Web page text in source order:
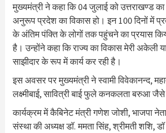
मुख्यमंत्री ने कहा कि 04 जुलाई को उत्तराखण्ड
अनुरूप प्रदेश का विकास हो। इन 100 दिनों में
के अंतिम पंक्ति के लोगों तक पहुंचने का प्रयास
है। उन्होंने कहा कि राज्य का विकास मेरी अकेली
साझीदार के रूप में कार्य कर रही है।
इस अवसर पर मुख्यमंत्री ने स्वामी विवेकानन्द,
लक्ष्मीबाई, सावित्री बाई फुले कनकलता बरुआ
कार्यक्रम में कैबिनेट मंत्री गणेश जोशी, भाजपा
संस्था की अध्यक्ष डॉ. ममता सिंह, श्रीमती शशि,